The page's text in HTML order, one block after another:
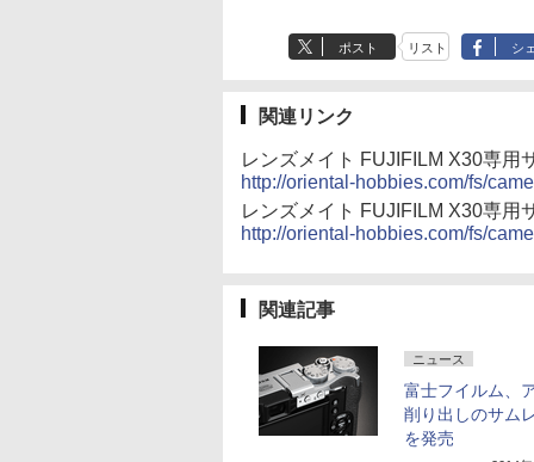
ポスト リスト シ
関連リンク
レンズメイト FUJIFILM X30専用
http://oriental-hobbies.com/fs/
レンズメイト FUJIFILM X30専用
http://oriental-hobbies.com/fs/
関連記事
ニュース
富士フイルム、
削り出しのサム
を発売